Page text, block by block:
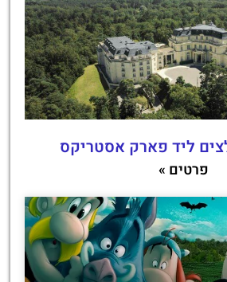
ליד פארק אסטריקס
פרטים »